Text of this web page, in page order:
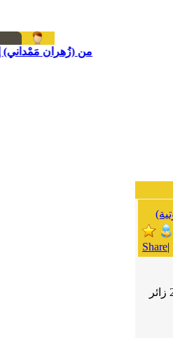
من (زُهران مَمْداني) إلى
Share|
زائر